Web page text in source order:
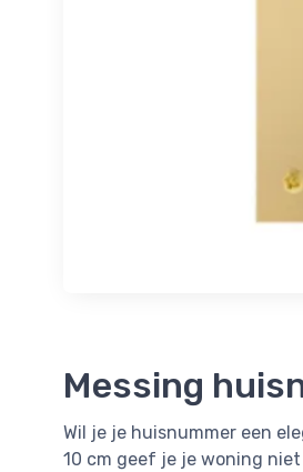
Messing
Wil je je huisnummer een
10 cm geef je je woning